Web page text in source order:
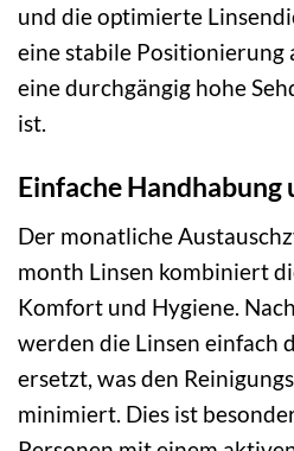
und die optimierte
eine stabile Positionierung
eine durchgängig hohe
ist.
Einfache Handhabung
Der monatliche
month Linsen kombiniert
Komfort und Hygiene.
werden die Linsen einfach
ersetzt, was den
minimiert. Dies ist